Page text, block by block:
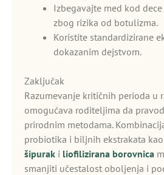
Izbegavajte med kod
zbog rizika od botulizma.
Koristite standardizirane
dokazanim dejstvom.
Zaključak
Razumevanje kritičnih perioda u
omogućava roditeljima da
prirodnim metodama.
probiotika i biljnih ekstrakata
šipurak i liofilizirana borovnica
smanjiti učestalost oboljenja i